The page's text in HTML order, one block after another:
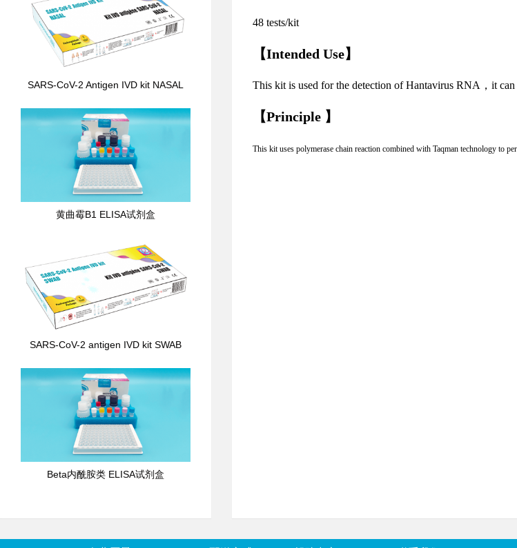
48 tests/kit
【Intended Use】
This kit is used for the detection of Hantavirus RNA ， it
【Principle 】
This kit uses polymerase chain reaction combined with Taqman technology to
SARS-CoV-2 Antigen IVD kit NASAL
黄曲霉B1 ELISA试剂盒
SARS-CoV-2 antigen IVD kit SWAB
Beta内酰胺类 ELISA试剂盒